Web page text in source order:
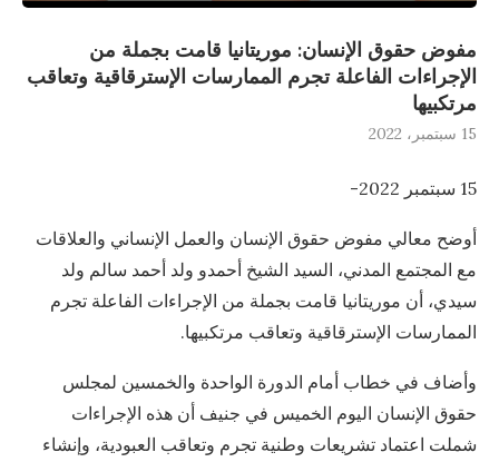
مفوض حقوق الإنسان: موريتانيا قامت بجملة من
الإجراءات الفاعلة تجرم الممارسات الإسترقاقية وتعاقب
مرتكبيها
15 سبتمبر، 2022
15 سبتمبر 2022-
أوضح معالي مفوض حقوق الإنسان والعمل الإنساني والعلاقات
مع المجتمع المدني، السيد الشيخ أحمدو ولد أحمد سالم ولد
سيدي، أن موريتانيا قامت بجملة من الإجراءات الفاعلة تجرم
الممارسات الإسترقاقية وتعاقب مرتكبيها.
وأضاف في خطاب أمام الدورة الواحدة والخمسين لمجلس
حقوق الإنسان اليوم الخميس في جنيف أن هذه الإجراءات
شملت اعتماد تشريعات وطنية تجرم وتعاقب العبودية، وإنشاء